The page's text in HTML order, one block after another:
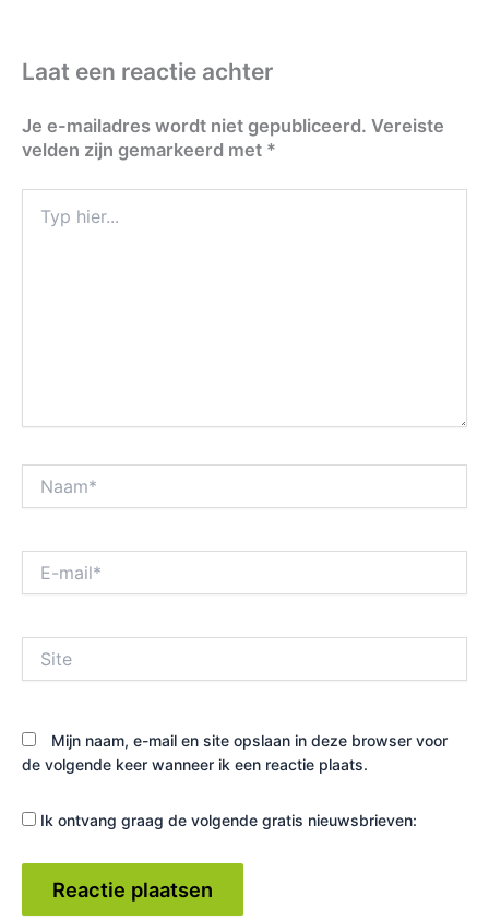
Laat een reactie achter
Je e-mailadres wordt niet gepubliceerd. Vereiste
velden zijn gemarkeerd met *
hier...
mail*
Mijn naam, e-mail en site opslaan in deze browser voor
de volgende keer wanneer ik een reactie plaats.
Ik ontvang graag de volgende gratis nieuwsbrieven: